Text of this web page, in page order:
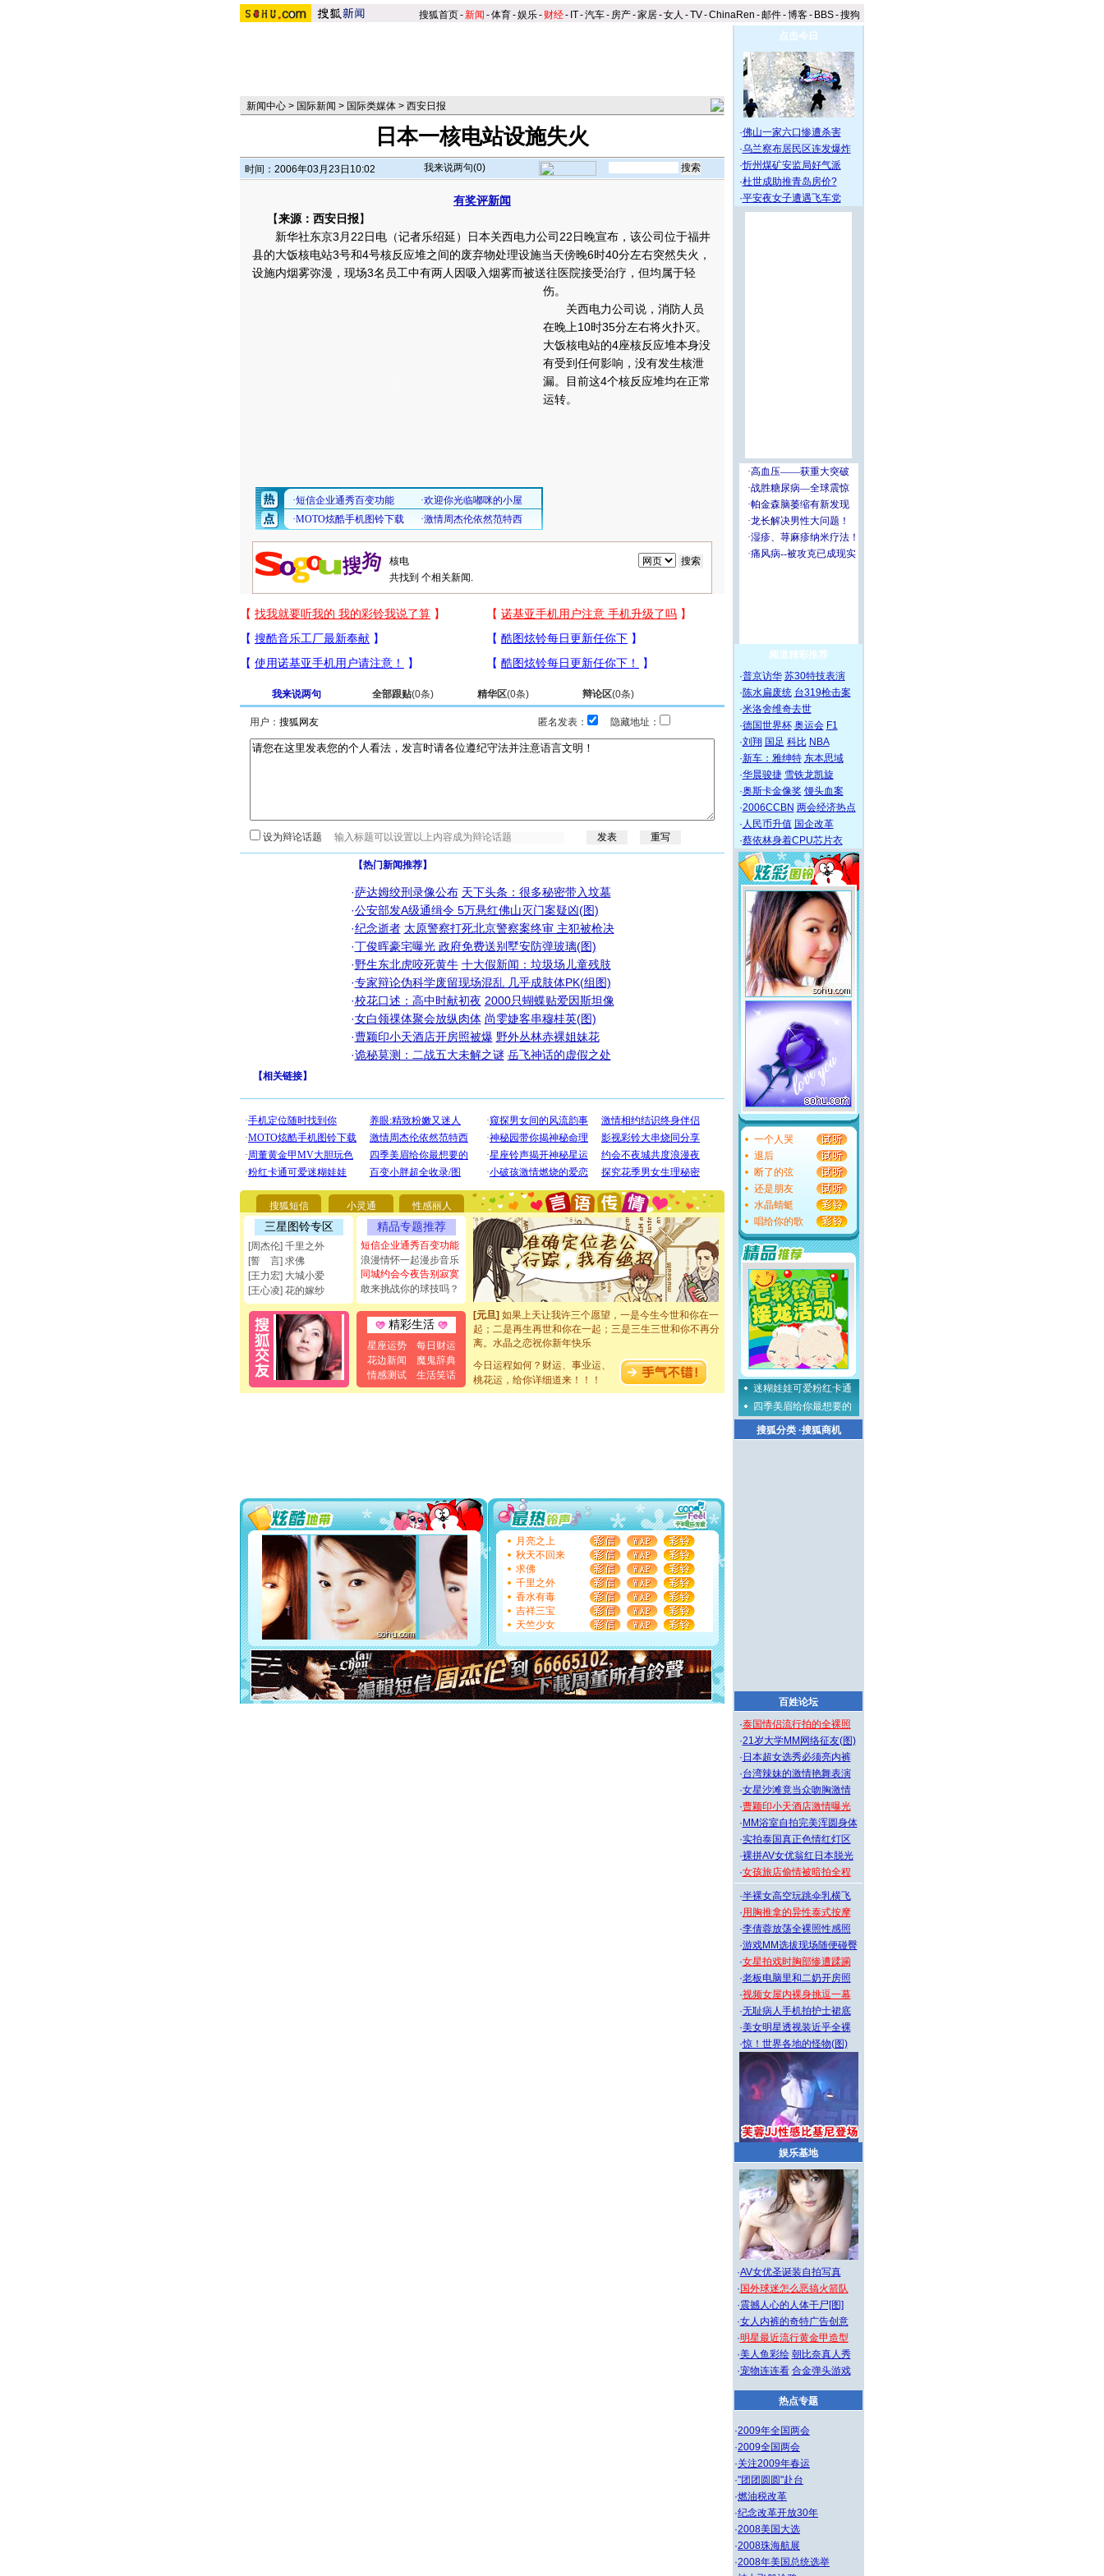
搜狐首页-新闻 -体育-娱乐- 财经- IT-汽车- 房产-家居-女人 -TV-ChinaRen -邮件-博客- BBS-搜狗
新闻中心 > 国际新闻 > 国际类媒体 > 西安日报
日本一核电站设施失火
时间：2006年03月23日10:02 我来说两句(0)
有奖评新闻
【来源：西安日报】
新华社东京3月22日电（记者乐绍延）日本关西电力公司22日晚宣布，该公司位于福井
县的大饭核电站3号和4号核反应堆之间的废弃物处理设施当天傍晚6时40分左右突然失火，
设施内烟雾弥漫，现场3名员工中有两人因吸入烟雾而被送往医院接受治疗，但均属于轻
伤。
关西电力公司说，消防人员
在晚上10时35分左右将火扑灭。
大饭核电站的4座核反应堆本身没
有受到任何影响，没有发生核泄
漏。目前这4个核反应堆均在正常
运转。
共找到 个相关新闻.
我来说两句 全部跟贴(0条) 精华区(0条) 辩论区(0条)
用户： 匿名发表： 隐藏地址：
设为辩论话题
【热门新闻推荐】
·萨达姆绞刑录像公布 天下头条：很多秘密带入坟墓
·公安部发A级通缉令 5万悬红佛山灭门案疑凶(图)
·纪念逝者 太原警察打死北京警察案终审 主犯被枪决
·丁俊晖豪宅曝光 政府免费送别墅安防弹玻璃(图)
·野生东北虎咬死黄牛 十大假新闻：垃圾场儿童残肢
·专家辩论伪科学废留现场混乱 几乎成肢体PK(组图)
·校花口述：高中时献初夜 2000只蝴蝶贴爱因斯坦像
·女白领祼体聚会放纵肉体 尚雯婕客串穆桂英(图)
·曹颖印小天酒店开房照被爆 野外丛林赤裸姐妹花
·诡秘莫测：二战五大未解之谜 岳飞神话的虚假之处
【相关链接】
搜狐短信 小灵通 性感丽人
三星图铃专区
[周杰伦] 千里之外
[誓 言] 求佛
[王力宏] 大城小爱
[王心凌] 花的嫁纱
精品专题推荐
短信企业通秀百变功能
浪漫情怀一起漫步音乐
同城约会今夜告别寂寞
敢来挑战你的球技吗？
精彩生活
星座运势
每日财运
花边新闻
魔鬼辞典
情感测试
生活笑话
[圣诞节]圣诞节到了，想想没什么送给你的，又不打算给
你太多，只有给你五千万：千万快乐！千万要健康！千万
[圣诞节]不只这样的日子才会想起你,而是这样的日子才
能正大光明地骚扰你,告诉你,圣诞要快乐!新年要快乐!天天
都要快乐噢!
[圣诞节]奉上一颗祝福的心,在这个特别的日子里,愿幸福,
如意,快乐,鲜花,一切美好的祝愿与你同在.圣诞快乐!
[元旦]看到你我会触电；看不到你我要充电；没有你我会
断电。爱你是我职业，想你是我事业，抱你是我特长，吻
你是我专业！水晶之恋祝你新年快乐
[元旦] 如果上天让我许三个愿望，一是今生今世和你在一
起；二是再生再世和你在一起；三是三生三世和你不再分
离。水晶之恋祝你新年快乐
[元旦] 当我狠下心扭头离去那一刻，你在我身后无助地哭
泣，这痛楚让我明白我多么爱你。我转身抱住你：这猪不
卖了。水晶之恋祝你新年快乐。
[春节]风柔雨润好月圆，半岛铁盒伴身边，每日尽显开心
要平安！千万要知足！千万不要忘记我！
[圣诞节]不只这样的日子才会想起你,而是这样的日子才
能正大光明地骚扰你,告诉你,圣诞要快乐!新年要快乐!天天
都要快乐噢!
[圣诞节]奉上一颗祝福的心,在这个特别的日子里,愿幸福,
如意,快乐,鲜花,一切美好的祝愿与你同在.圣诞快乐!
[元旦]
看到你我会触电；看不到你我要充电；没有你我会
断电。爱你是我职业，想你是我事业，抱你是我特长，吻
你是我专业！水晶之恋祝你新年快乐
[元旦] 如果上天让我许三个愿望，一是今生今世和你在一
起；二是再生再世和你在一起；三是三生三世和你不再分
离。水晶之恋祝你新年快乐
[元旦]当我狠下心扭头离去那一刻，你在我身后无助地哭
泣，这痛楚让我明白我多么爱你。我转身抱住你：这猪不
卖了。水晶之恋祝你新年快乐。
今日运程如何？财运、事业运、
桃花运，给你详细道来！！！
月亮之上
秋天不回来
求佛
千里之外
香水有毒
吉祥三宝
天竺少女
点击今日
·佛山一家六口惨遭杀害
·乌兰察布居民区连发爆炸
·忻州煤矿安监局好气派
·杜世成助推青岛房价?
·平安夜女子遭遇飞车党
频道精彩推荐
·普京访华 苏30特技表演
·陈水扁废统 台319枪击案
·米洛舍维奇去世
·德国世界杯 奥运会 F1
·刘翔 国足 科比 NBA
·新车：雅绅特 东本思域
·华晨骏捷 雪铁龙凯旋
·奥斯卡金像奖 馒头血案
·2006CCBN 两会经济热点
· 人民币升值 国企改革
·蔡依林身着CPU芯片衣
一个人哭
退后
断了的弦
还是朋友
水晶蜻蜓
唱给你的歌
迷糊娃娃可爱粉红卡通
四季美眉给你最想要的
搜狐分类·搜狐商机
百姓论坛
·泰国情侣流行拍的全裸照
·21岁大学MM网络征友(图)
· 日本超女选秀必须亮内裤
·台湾辣妹的激情艳舞表演
·女星沙滩竟当众吻胸激情
·曹颖印小天酒店激情曝光
· MM浴室自拍完美浑圆身体
·实拍泰国真正色情红灯区
·裸拼AV女优翁红日本脱光
·女孩旅店偷情被暗拍全程
·半裸女高空玩跳伞乳横飞
·用胸推拿的异性泰式按摩
·李倩蓉放荡全裸照性感照
·游戏MM选拔现场随便碰臀
·女星拍戏时胸部惨遭蹂躏
·老板电脑里和二奶开房照
·视频女屋内裸身挑逗一幕
·无耻病人手机拍护士裙底
·美女明星透视装近乎全裸
·惊！世界各地的怪物(图)
娱乐基地
·AV女优圣诞装自拍写真
· 国外球迷怎么恶搞火箭队
·震撼人心的人体干尸[图]
·女人内裤的奇特广告创意
·明星最近流行黄金甲造型
·美人鱼彩绘 朝比奈真人秀
·宠物连连看 合金弹头游戏
热点专题
·2009年全国两会
·2009全国两会
·关注2009年春运
·"团团圆圆"赴台
·燃油税改革
·纪念改革开放30年
·2008美国大选
·2008珠海航展
·2008年美国总统选举